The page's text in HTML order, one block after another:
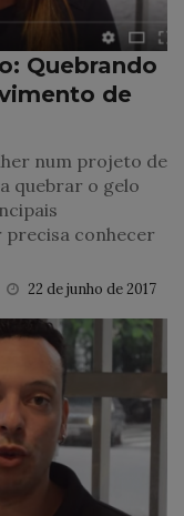
Quebrando
de
num projeto de
quebrar o gelo
conhecer
22 de junho de 2017